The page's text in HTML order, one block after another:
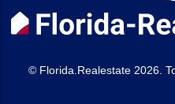
© Florida.Realestate 2026.